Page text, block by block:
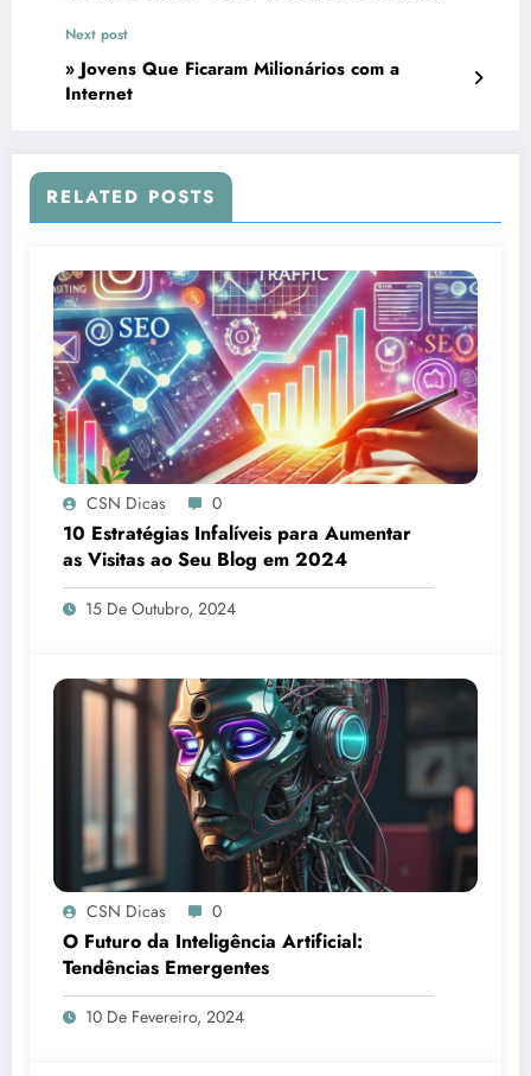
Next post
» Jovens Que Ficaram Milionários com a
Internet
RELATED POSTS
CSN Dicas 0
10 Estratégias Infalíveis para Aumentar
as Visitas ao Seu Blog em 2024
15 De Outubro, 2024
CSN Dicas 0
O Futuro da Inteligência Artificial:
Tendências Emergentes
10 De Fevereiro, 2024